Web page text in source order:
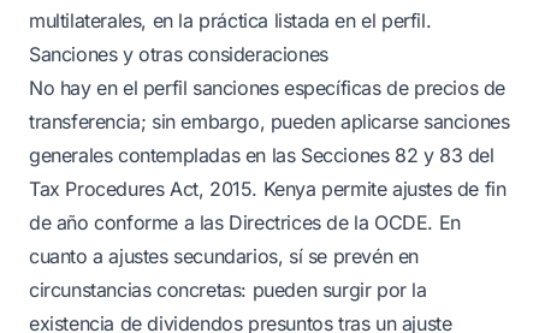
multilaterales, en la práctica listada en el perfil.
Sanciones y otras consideraciones
No hay en el perfil sanciones específicas de precios de
transferencia; sin embargo, pueden aplicarse sanciones
generales contempladas en las Secciones 82 y 83 del
Tax Procedures Act, 2015. Kenya permite ajustes de fin
de año conforme a las Directrices de la OCDE. En
cuanto a ajustes secundarios, sí se prevén en
circunstancias concretas: pueden surgir por la
existencia de dividendos presuntos tras un ajuste